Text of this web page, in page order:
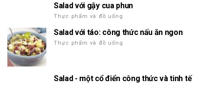
Salad với gậy cua phun
Thực phẩm và đồ uống
Salad với táo: công thức nấu ăn ngon
Thực phẩm và đồ uống
Salad - một cổ điển công thức và tinh tế